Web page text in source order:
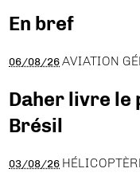
En bref
06/08/26 AVIATION
Daher livre le
Brésil
03/08/26